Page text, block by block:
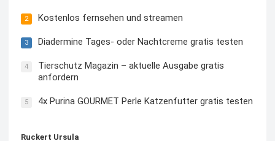
2 Kostenlos fernsehen und streamen
3 Diadermine Tages- oder Nachtcreme gratis testen
4
Tierschutz Magazin – aktuelle Ausgabe gratis
anfordern
5 4x Purina GOURMET Perle Katzenfutter gratis testen
Ruckert Ursula